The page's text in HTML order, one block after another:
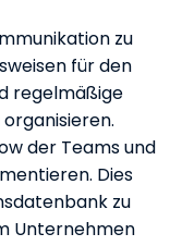
zu
für den
regelmäßige
der Teams und
Dies
zu
Unternehmen